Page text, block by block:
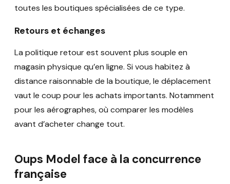
toutes les boutiques spécialisées de ce type.
Retours et échanges
La politique retour est souvent plus souple en
magasin physique qu’en ligne. Si vous habitez à
distance raisonnable de la boutique, le déplacement
vaut le coup pour les achats importants. Notamment
pour les aérographes, où comparer les modèles
avant d’acheter change tout.
Oups Model face à la concurrence
française